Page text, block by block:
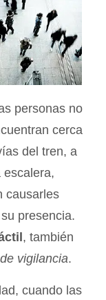
personas no
cerca
del tren, a
escalera,
causarles
presencia.
, también
vigilancia.
cuando las